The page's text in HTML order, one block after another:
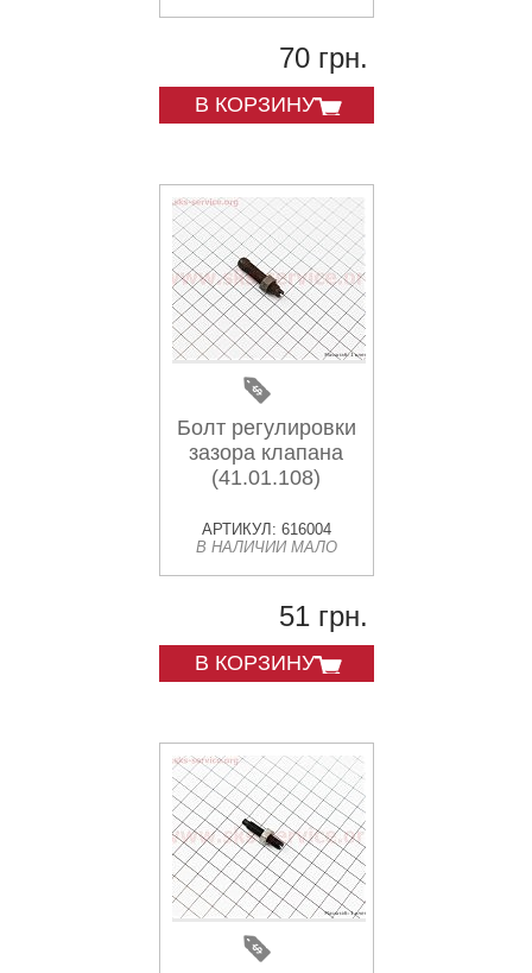
70 грн.
В КОРЗИНУ
Болт регулировки
зазора клапана
(41.01.108)
АРТИКУЛ: 616004
В НАЛИЧИИ МАЛО
51 грн.
В КОРЗИНУ